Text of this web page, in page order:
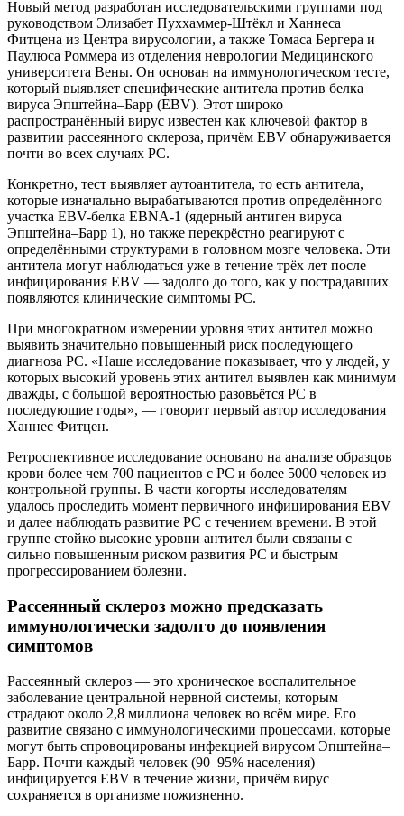
Новый метод разработан исследовательскими группами под
руководством Элизабет Пуххаммер-Штёкл и Ханнеса
Фитцена из Центра вирусологии, а также Томаса Бергера и
Паулюса Роммера из отделения неврологии Медицинского
университета Вены. Он основан на иммунологическом тесте,
который выявляет специфические антитела против белка
вируса Эпштейна–Барр (EBV). Этот широко
распространённый вирус известен как ключевой фактор в
развитии рассеянного склероза, причём EBV обнаруживается
почти во всех случаях РС.
Конкретно, тест выявляет аутоантитела, то есть антитела,
которые изначально вырабатываются против определённого
участка EBV-белка EBNA‑1 (ядерный антиген вируса
Эпштейна–Барр 1), но также перекрёстно реагируют с
определёнными структурами в головном мозге человека. Эти
антитела могут наблюдаться уже в течение трёх лет после
инфицирования EBV — задолго до того, как у пострадавших
появляются клинические симптомы РС.
При многократном измерении уровня этих антител можно
выявить значительно повышенный риск последующего
диагноза РС. «Наше исследование показывает, что у людей, у
которых высокий уровень этих антител выявлен как минимум
дважды, с большой вероятностью разовьётся РС в
последующие годы», — говорит первый автор исследования
Ханнес Фитцен.
Ретроспективное исследование основано на анализе образцов
крови более чем 700 пациентов с РС и более 5000 человек из
контрольной группы. В части когорты исследователям
удалось проследить момент первичного инфицирования EBV
и далее наблюдать развитие РС с течением времени. В этой
группе стойко высокие уровни антител были связаны с
сильно повышенным риском развития РС и быстрым
прогрессированием болезни.
Рассеянный склероз можно предсказать
иммунологически задолго до появления
симптомов
Рассеянный склероз — это хроническое воспалительное
заболевание центральной нервной системы, которым
страдают около 2,8 миллиона человек во всём мире. Его
развитие связано с иммунологическими процессами, которые
могут быть спровоцированы инфекцией вирусом Эпштейна–
Барр. Почти каждый человек (90–95% населения)
инфицируется EBV в течение жизни, причём вирус
сохраняется в организме пожизненно.